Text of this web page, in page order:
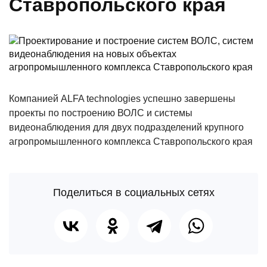
Ставропольского края
Компанией ALFA technologies успешно завершены
проекты по построению ВОЛС и системы
видеонаблюдения для двух подразделений крупного
агропромышленного комплекса Ставропольского края
Поделиться в социальных сетях